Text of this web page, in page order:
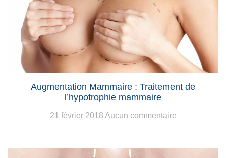
Augmentation Mammaire : Traitement de
l’hypotrophie mammaire
21 février 2018 Aucun commentaire